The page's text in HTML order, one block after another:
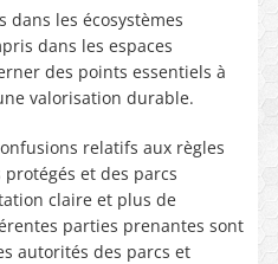
dans les écosystèmes
dans les espaces
des points essentiels à
valorisation durable.
relatifs aux règles
et des parcs
claire et plus de
parties prenantes sont
autorités des parcs et